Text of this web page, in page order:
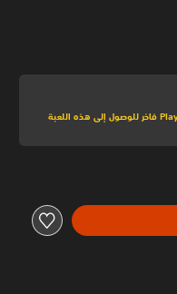
الأصلي البالغ $11.29‏
اشترك في PlayStation Plus فاخر للوصول إلى هذه اللعبة